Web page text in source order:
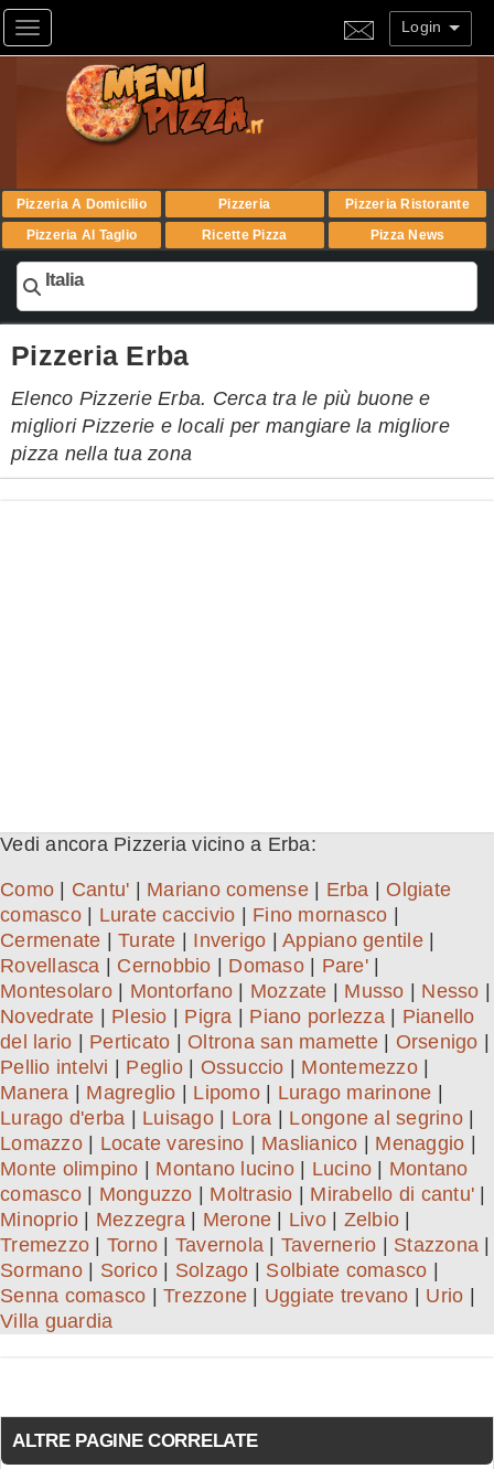
Toggle navigation Login
Pizzeria A Domicilio Pizzeria
Pizzeria Ristorante
Pizzeria Al Taglio
Ricette Pizza Pizza News
Italia
Pizzeria Erba
Elenco Pizzerie Erba. Cerca tra le più buone e
migliori Pizzerie e locali per mangiare la migliore
pizza nella tua zona
Vedi ancora Pizzeria vicino a Erba:
Como Cantu' Mariano comense| Erba
Olgiate
comasco| Lurate caccivio Fino mornasco
Cermenate
Turate Inverigo Appiano gentile|
Rovellasca
Cernobbio Domaso| Pare'|
Montesolaro| Montorfano Mozzate Musso Nesso
Novedrate
Plesio Pigra Piano porlezza| Pianello
del lario
Perticato Oltrona san mamette| Orsenigo
Pellio intelvi
Peglio| Ossuccio Montemezzo|
Manera
Magreglio Lipomo| Lurago marinone
Lurago d'erba
Luisago| Lora Longone al segrino|
Lomazzo| Locate varesino Maslianico Menaggio
Monte olimpino
Montano lucino| Lucino
Montano
comasco| Monguzzo Moltrasio Mirabello di cantu'
Minoprio
Mezzegra| Merone Livo| Zelbio
Tremezzo
Torno Tavernola Tavernerio Stazzona
Sormano| Sorico Solzago Solbiate comasco
Senna comasco
Trezzone Uggiate trevano Urio
Villa guardia
ALTRE PAGINE CORRELATE